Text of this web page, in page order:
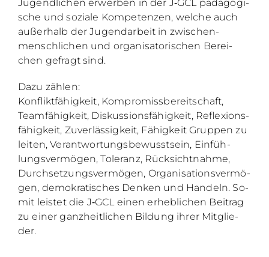
Ju­gend­li­chen er­wer­ben in der J‑GCL päd­ago­gi­
sche und so­zia­le Kom­pe­ten­zen, wel­che auch
au­ßer­halb der Ju­gend­ar­beit in zwi­schen­
mensch­li­chen und or­ga­ni­sa­to­ri­schen Be­rei­
chen ge­fragt sind.
Dazu zäh­len:
Kon­flikt­fä­hig­keit, Kom­pro­miss­be­reit­schaft,
Team­fä­hig­keit, Dis­kus­si­ons­fä­hig­keit, Re­fle­xi­ons­
fä­hig­keit, Zu­ver­läs­sig­keit, Fä­hig­keit Grup­pen zu
lei­ten, Ver­ant­wor­tungs­be­wusst­sein, Ein­füh­
lungs­ver­mö­gen, To­le­ranz, Rück­sicht­nah­me,
Durch­set­zungs­ver­mö­gen, Or­ga­ni­sa­ti­ons­ver­mö­
gen, de­mo­kra­ti­sches Den­ken und Han­deln. So­
mit leis­tet die J‑GCL ei­nen er­heb­li­chen Bei­trag
zu ei­ner ganz­heit­li­chen Bil­dung ih­rer Mit­glie­
der.